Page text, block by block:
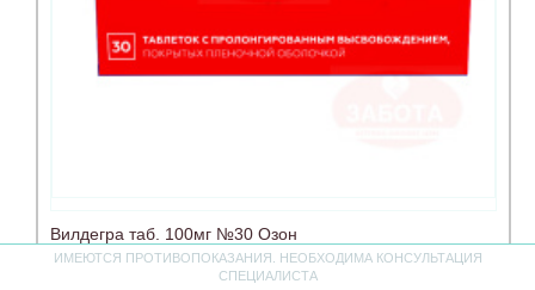
Вилдегра таб. 100мг №30 Озон
ИМЕЮТСЯ ПРОТИВОПОКАЗАНИЯ. НЕОБХОДИМА КОНСУЛЬТАЦИЯ
СПЕЦИАЛИСТА